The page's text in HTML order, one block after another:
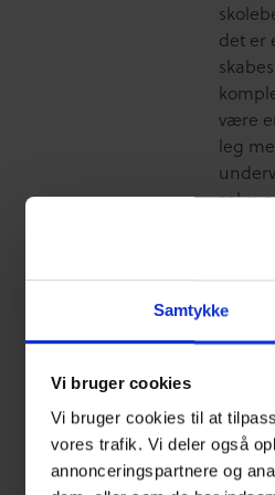
Samtykke
Vi bruger cookies
Vi bruger cookies til at
vores trafik. Vi deler også
annonceringspartnere og
det er
være
leg